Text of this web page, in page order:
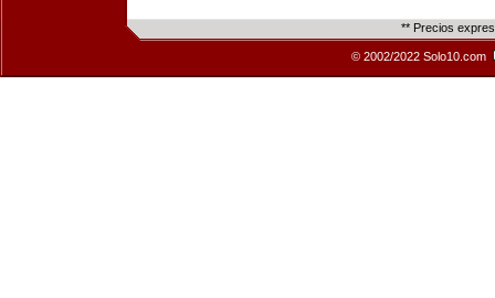
** Precios
© 2002/2022 Solo10.com